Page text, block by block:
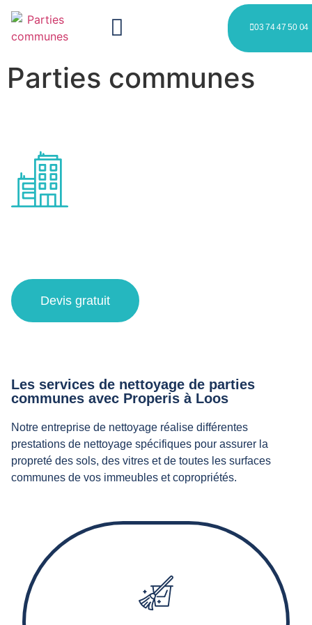
03 74 47 50 04
Parties communes
Devis gratuit
Les services de nettoyage de parties
communes avec Properis à Loos
Notre entreprise de nettoyage réalise différentes
prestations de nettoyage spécifiques pour assurer la
propreté des sols, des vitres et de toutes les surfaces
communes de vos immeubles et copropriétés.
Nos agents d’entretien effectuent le balayage,